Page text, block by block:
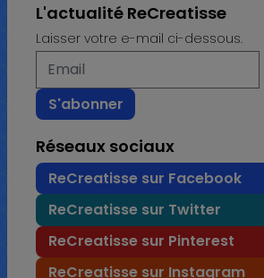
L'actualité ReCreatisse
Laisser votre e-mail ci-dessous.
Réseaux sociaux
ReCreatisse sur Facebook
ReCreatisse sur Twitter
ReCreatisse sur Pinterest
ReCreatisse sur Instagram